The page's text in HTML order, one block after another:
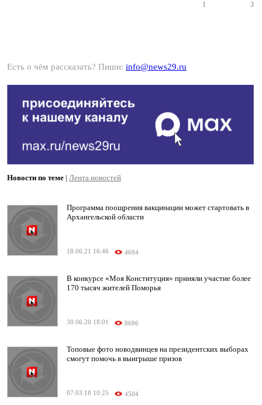
1 3
Есть о чём рассказать? Пиши: info@news29.ru
Новости по теме | Лента новостей
Программа поощрения вакцинации может стартовать в
Архангельской области
18.06.21 16:46 4694
В конкурсе «Моя Конституция» приняли участие более
170 тысяч жителей Поморья
30.06.20 18:01 8686
Топовые фото новодвинцев на президентских выборах
смогут помочь в выигрыше призов
07.03.18 10:25 4504